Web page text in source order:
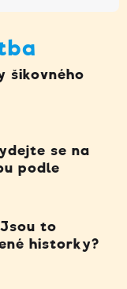
šikovného
se na
podle
to
historky?